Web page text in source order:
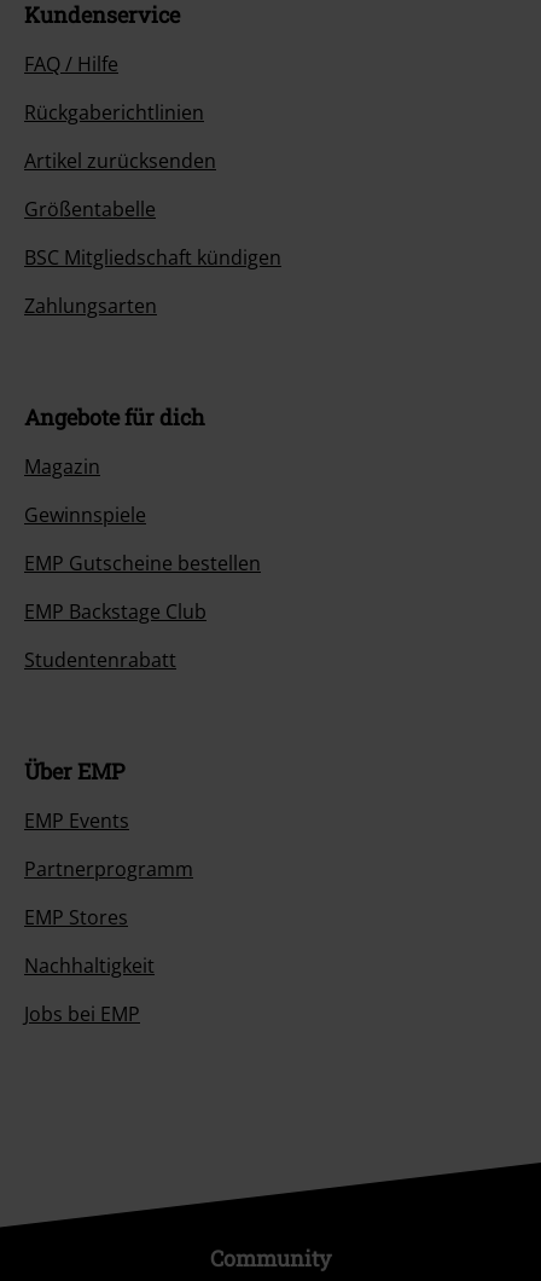
Kundenservice
FAQ / Hilfe
Rückgaberichtlinien
Artikel zurücksenden
Größentabelle
BSC Mitgliedschaft kündigen
Zahlungsarten
Angebote für dich
Magazin
Gewinnspiele
EMP Gutscheine bestellen
EMP Backstage Club
Studentenrabatt
Über EMP
EMP Events
Partnerprogramm
EMP Stores
Nachhaltigkeit
Jobs bei EMP
Community